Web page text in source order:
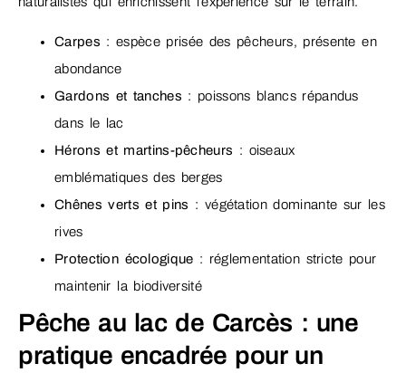
Carpes : espèce prisée des pêcheurs, présente en
abondance
Gardons et tanches : poissons blancs répandus
dans le lac
Hérons et martins-pêcheurs : oiseaux
emblématiques des berges
Chênes verts et pins : végétation dominante sur les
rives
Protection écologique : réglementation stricte pour
maintenir la biodiversité
Pêche au lac de Carcès : une
pratique encadrée pour un